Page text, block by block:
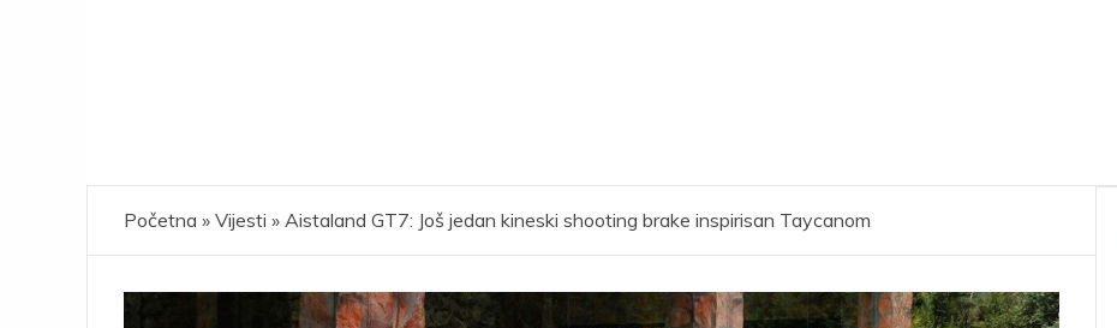
Početna » Vijesti » Aistaland GT7: Još jedan kineski shooting brake inspirisan Taycanom